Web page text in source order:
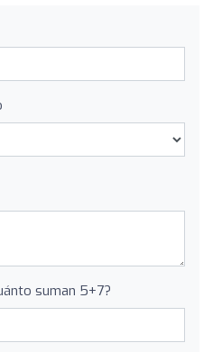
suman 5+7?